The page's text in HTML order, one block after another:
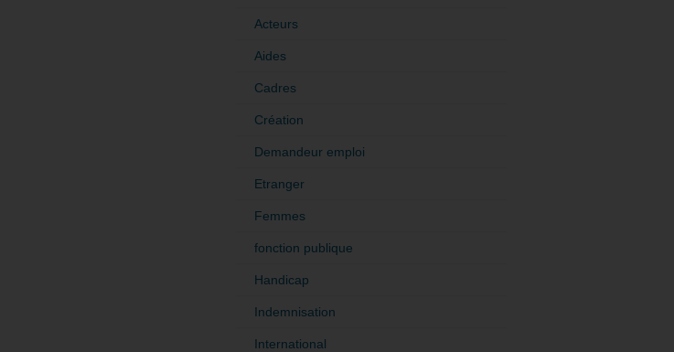
Acteurs
Aides
Cadres
Création
Demandeur emploi
Etranger
Femmes
fonction publique
Handicap
Indemnisation
International